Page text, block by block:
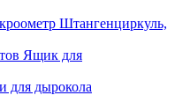
Штангенциркуль,
Ящик для